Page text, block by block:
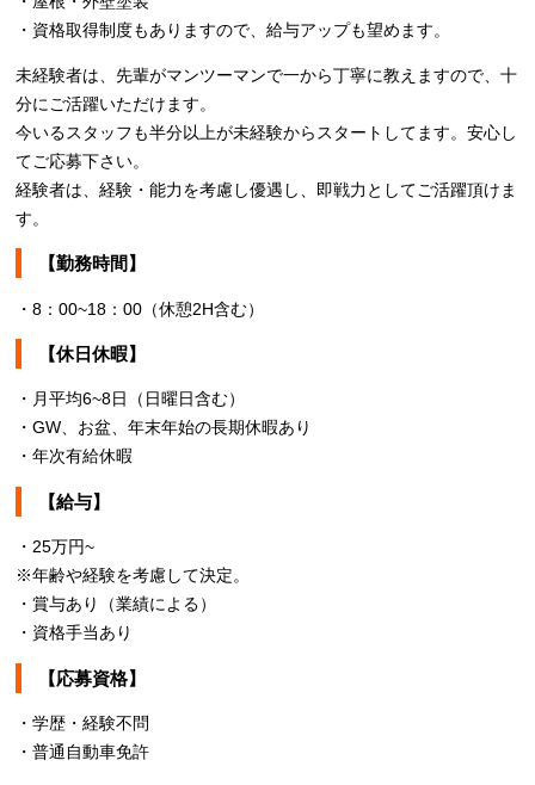
・資格取得制度もありますので、給与アップも望めます。
未経験者は、先輩がマンツーマンで一から丁寧に教えますので、十
分にご活躍いただけます。
今いるスタッフも半分以上が未経験からスタートしてます。安心し
てご応募下さい。
経験者は、経験・能力を考慮し優遇し、即戦力としてご活躍頂けま
す。
【勤務時間】
・8：00~18：00（休憩2H含む）
【休日休暇】
・月平均6~8日（日曜日含む）
・GW、お盆、年末年始の長期休暇あり
・年次有給休暇
【給与】
・25万円~
※年齢や経験を考慮して決定。
・賞与あり（業績による）
・資格手当あり
【応募資格】
・学歴・経験不問
・普通自動車免許